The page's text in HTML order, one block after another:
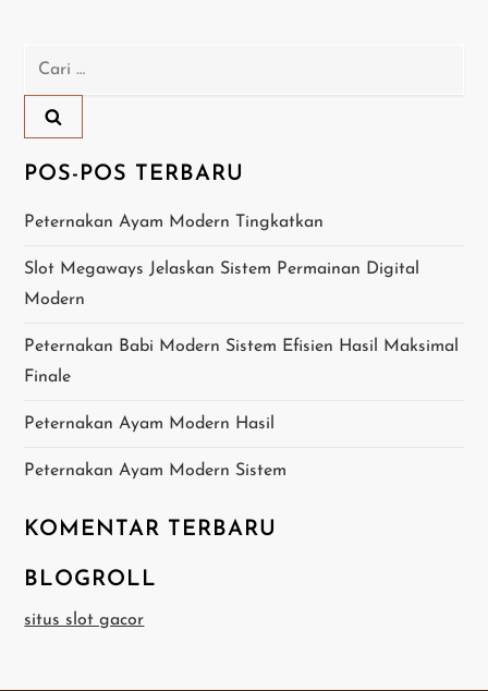
g
a
s
i
p
o
s
Cari
POS-POS TERBARU
Peternakan Ayam Modern Tingkatkan
Slot Megaways Jelaskan Sistem Permainan Digital
Modern
Peternakan Babi Modern Sistem Efisien Hasil Maksimal
Finale
Peternakan Ayam Modern Hasil
Peternakan Ayam Modern Sistem
KOMENTAR TERBARU
BLOGROLL
situs slot gacor